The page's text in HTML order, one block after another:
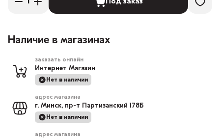
Под заказ
Наличие в магазинах
заказать онлайн
Интернет Магазин
Нет в наличии
адрес магазина
г. Минск, пр-т Партизанский 178Б
Нет в наличии
адрес магазина